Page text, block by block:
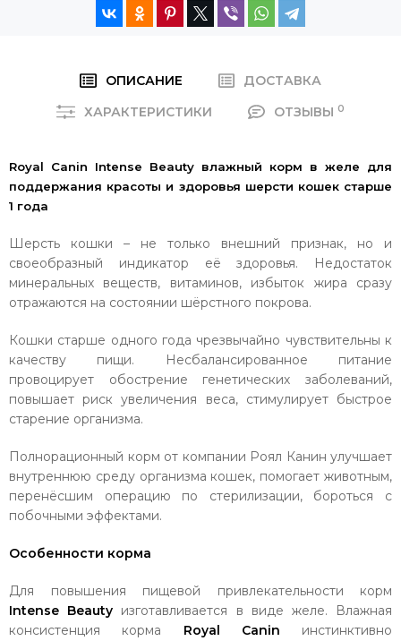
ОПИСАНИЕ
ДОСТАВКА
ХАРАКТЕРИСТИКИ
ОТЗЫВЫ 0
Royal Canin Intense Beauty влажный корм в желе для
поддержания красоты и здоровья шерсти кошек старше
1 года
Шерсть кошки – не только внешний признак, но и
своеобразный индикатор её здоровья. Недостаток
минеральных веществ, витаминов, избыток жира сразу
отражаются на состоянии шёрстного покрова.
Кошки старше одного года чрезвычайно чувствительны к
качеству пищи. Несбалансированное питание
провоцирует обострение генетических заболеваний,
повышает риск увеличения веса, стимулирует быстрое
старение организма.
Полнорационный корм от компании Роял Канин улучшает
внутреннюю среду организма кошек, помогает животным,
перенёсшим операцию по стерилизации, бороться с
побочными эффектами.
Особенности корма
Для повышения пищевой привлекательности корм
Intense Beauty изготавливается в виде желе. Влажная
консистенция корма Royal Canin инстинктивно